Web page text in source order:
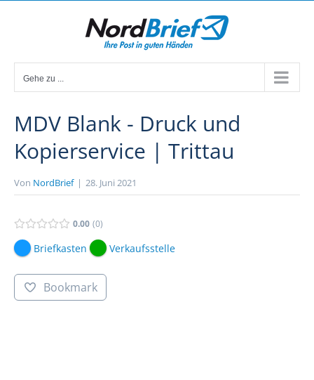
Gehe zu ...
MDV Blank - Druck und
Kopierservice | Trittau
Von NordBrief | 28. Juni 2021
0.00 0
Briefkasten Verkaufsstelle
Bookmark